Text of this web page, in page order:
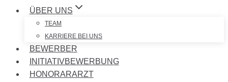
ÜBER UNS
TEAM
KARRIERE BEI UNS
BEWERBER
INITIATIVBEWERBUNG
HONORARARZT